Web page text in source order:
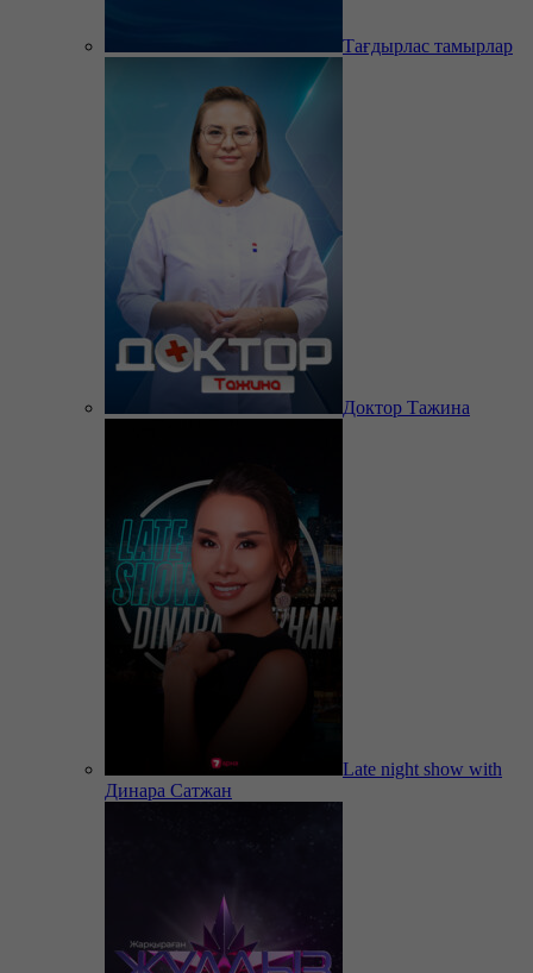
Тағдырлас тамырлар
Доктор Тажина
Late night show with
Динара Сатжан